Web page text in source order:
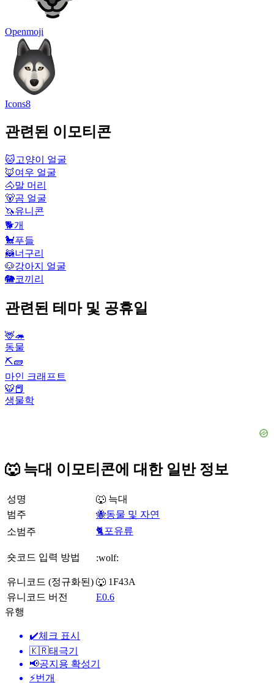
Openmoji
Icons8
관련된 이모티콘
🐱고양이 얼굴
🦊여우 얼굴
🐴말 머리
🐻곰 얼굴
🦄유니콘
🐕개
🐩푸들
🦝너구리
🐶강아지 얼굴
🐘코끼리
관련된 테마 및 공휴일
🦌🦔
동물
⛏🧱
마인 크래프트
🐯📕
생물학
🐺 늑대 이모티콘에 대한 일반 정보
성명
🐺 늑대
범주
🐝동물 및 자연
소범주
🐈포유류
숏코드 입력 방법 :wolf:
유니코드 (정규화된) 🐺 1F43A
유니코드 버전
E0.6
유행
✔️체크 표시
🇰🇷태극기
📢공지용 확성기
⚡번개